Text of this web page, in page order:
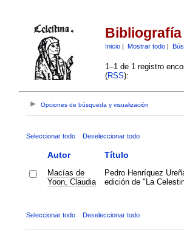
Inicio| Mostrar todo|
1–1 de 1 registro
(RSS):
Opciones de búsqueda y visualización
Seleccionar todo Deseleccionar todo
Autor Título
Macías de
Yoon, Claudia
Pedro Henríquez
edición de "La
Seleccionar todo Deseleccionar todo